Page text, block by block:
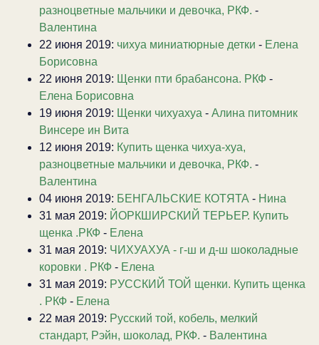
разноцветные мальчики и девочка, РКФ. -
Валентина
22 июня 2019: чихуа миниатюрные детки - Елена
Борисовна
22 июня 2019: Щенки пти брабансона. РКФ -
Елена Борисовна
19 июня 2019: Щенки чихуахуа - Алина питомник
Винсере ин Вита
12 июня 2019: Купить щенка чихуа-хуа,
разноцветные мальчики и девочка, РКФ. -
Валентина
04 июня 2019: БЕНГАЛЬСКИЕ КОТЯТА - Нина
31 мая 2019: ЙОРКШИРСКИЙ ТЕРЬЕР. Купить
щенка .РКФ - Елена
31 мая 2019: ЧИХУАХУА - г-ш и д-ш шоколадные
коровки . РКФ - Елена
31 мая 2019: РУССКИЙ ТОЙ щенки. Купить щенка
. РКФ - Елена
22 мая 2019: Русский той, кобель, мелкий
стандарт, Рэйн, шоколад, РКФ. - Валентина